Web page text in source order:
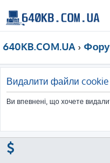
640KB.COM.UA
Видалити файли cookie
Ви впевнені, що хочете